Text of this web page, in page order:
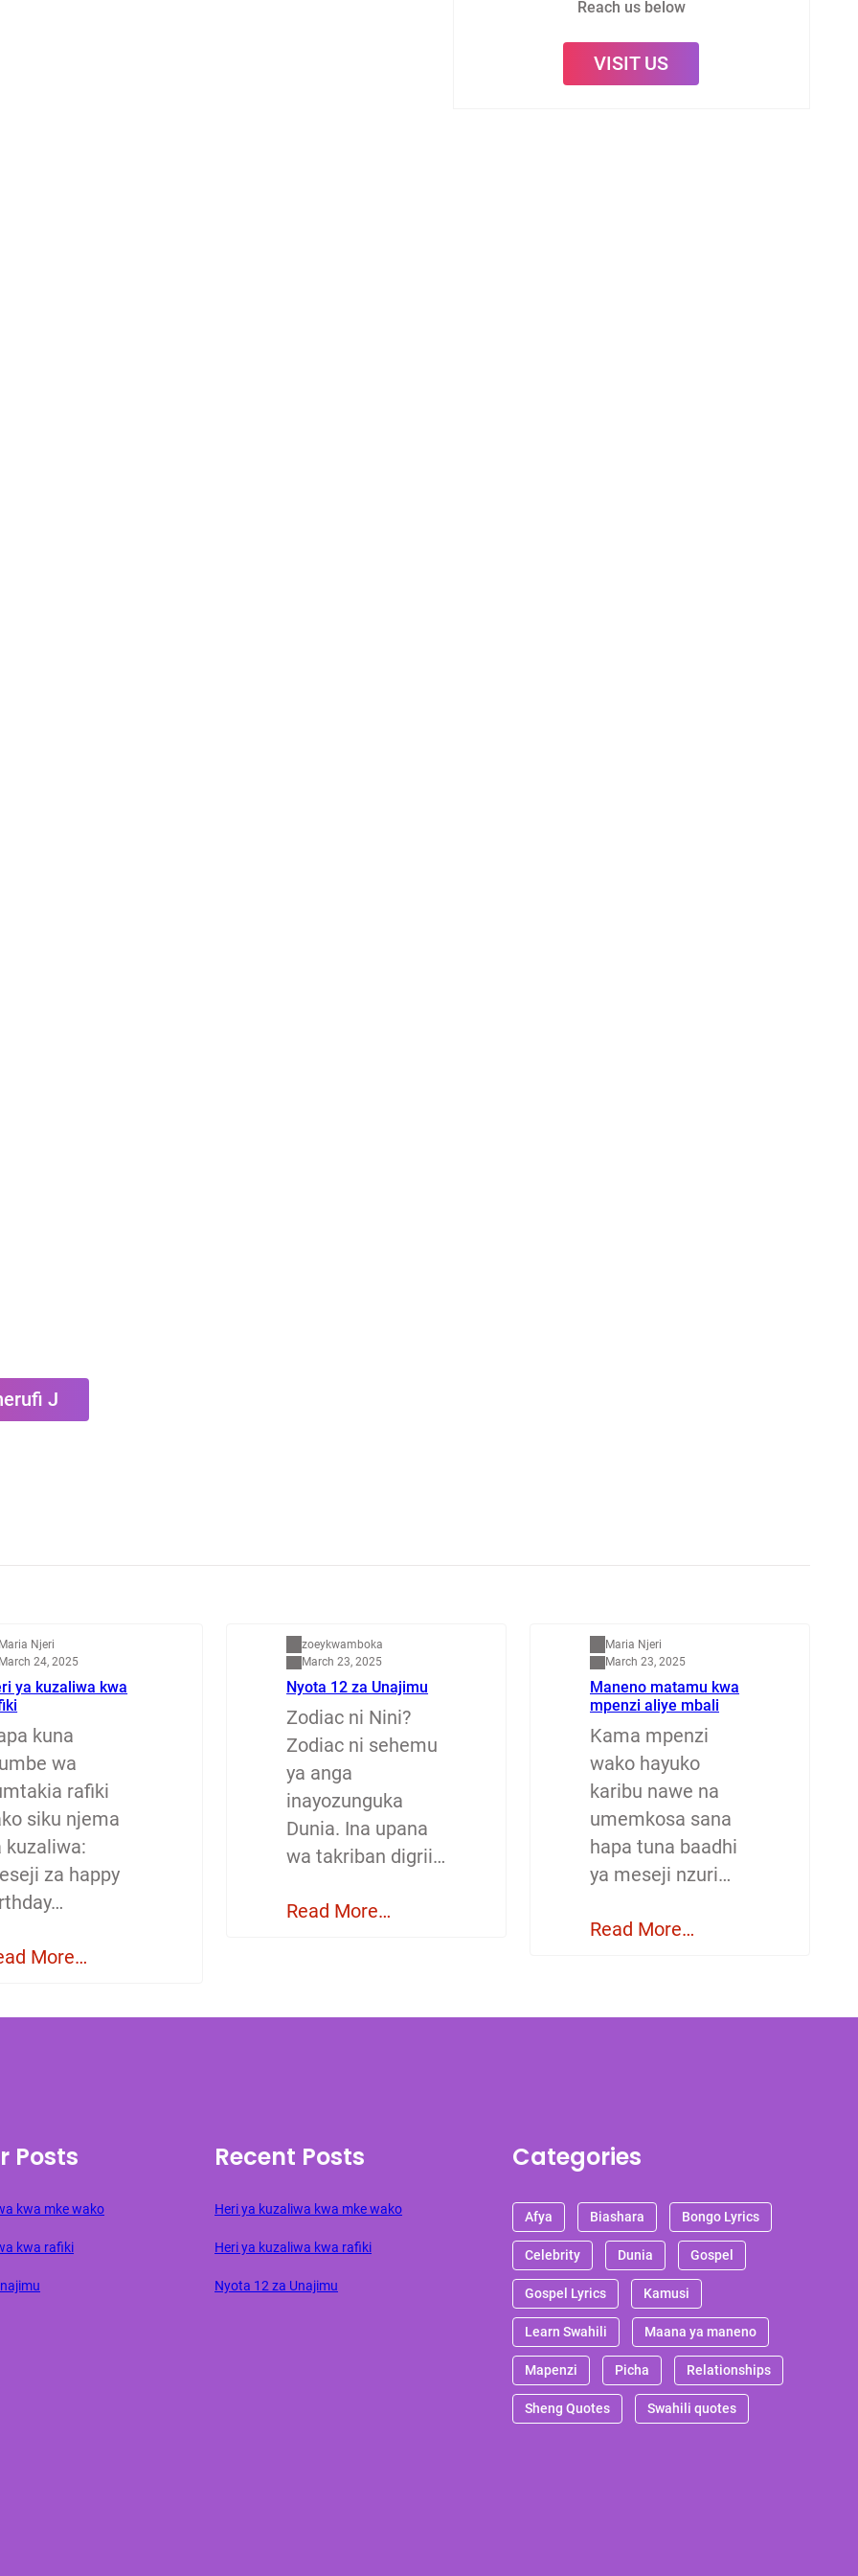
J
Reach us below
VISIT US
Maria Njeri
March 24, 2025
ya kuzaliwa kwa
kuna
wa
rafiki
siku njema
kuzaliwa:
za happy
More…
zoeykwamboka
March 23, 2025
Nyota 12 za Unajimu
Zodiac ni Nini?
Zodiac ni sehemu
ya anga
inayozunguka
Dunia. Ina upana
wa takriban digrii…
Read More…
Maria Njeri
March 23, 2025
Maneno matamu kwa
mpenzi aliye mbali
Kama mpenzi
wako hayuko
karibu nawe na
umemkosa sana
hapa tuna baadhi
ya meseji nzuri…
Read More…
Posts
kwa mke wako
kwa rafiki
Recent Posts
Heri ya kuzaliwa kwa mke wako
Heri ya kuzaliwa kwa rafiki
Nyota 12 za Unajimu
Categories
Afya Biashara Bongo Lyrics
Celebrity Dunia Gospel
Gospel Lyrics Kamusi
Learn Swahili Maana ya maneno
Mapenzi Picha Relationships
Sheng Quotes Swahili quotes